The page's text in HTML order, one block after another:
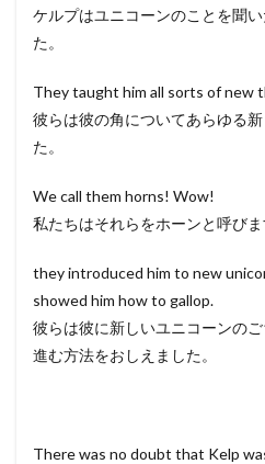
ケルプはユニコーンのことを聞
た。
They taught him all sorts of new
彼らは彼の角についてあらゆる
た。
We call them horns! Wow!
私たちはそれらをホーンと呼びま
they introduced him to new
showed him how to gallop.
彼らは彼に新しいユニコーンの
進む方法をおしえました。
There was no doubt that Kelp